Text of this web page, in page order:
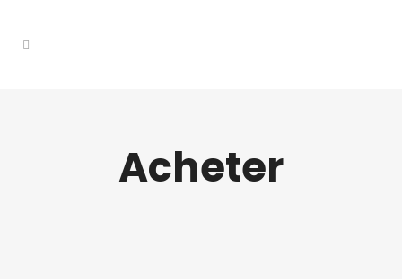
Acheter